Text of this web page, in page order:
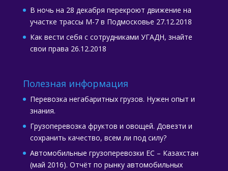
В ночь на 28 декабря перекроют движение на
участке трассы М-7 в Подмосковье 27.12.2018
Как вести себя с сотрудниками УГАДН, знайте
свои права 26.12.2018
Полезная информация
Перевозка негабаритных грузов. Нужен опыт и
знания.
Грузоперевозка фруктов и овощей. Довезти и
сохранить качество, всем ли под силу?
Автомобильные грузоперевозки ЕС – Казахстан
(май 2016). Отчёт по рынку автомобильных